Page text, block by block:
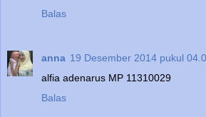
Balas
anna 19 Desember 2014 pukul
alfia adenarus MP 11310029
Balas